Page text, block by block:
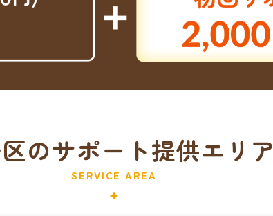
のサポート提供エリア
SERVICE AREA